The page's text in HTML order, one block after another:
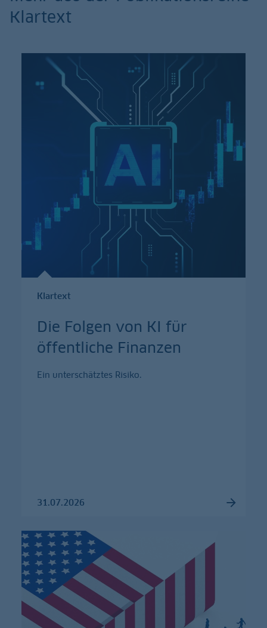
Klartext
Klartext
Die Folgen von KI für
öffentliche Finanzen
Ein unterschätztes Risiko.
31.07.2026